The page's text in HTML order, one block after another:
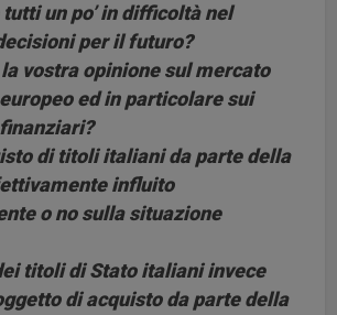
un po’ in difficoltà nel
per il futuro?
la vostra opinione sul mercato
ed in particolare sui
di titoli italiani da parte della
influito
o no sulla situazione
titoli di Stato italiani invece
di acquisto da parte della